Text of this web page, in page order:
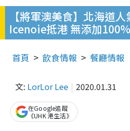
【將軍澳美食】北海道
Icenoie抵港 無添加
首頁 飲食情報 餐廳情報
文: LorLor Lee 2020.01.31
在Google追蹤
《UHK 港生活》